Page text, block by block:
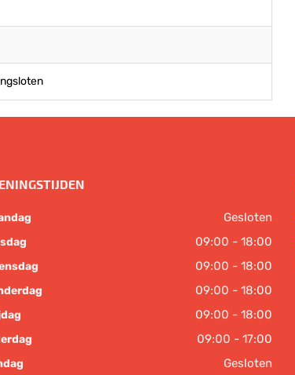
Gesloten
09:00 - 18:00
09:00 - 18:00
09:00 - 18:00
09:00 - 18:00
09:00 - 17:00
Gesloten